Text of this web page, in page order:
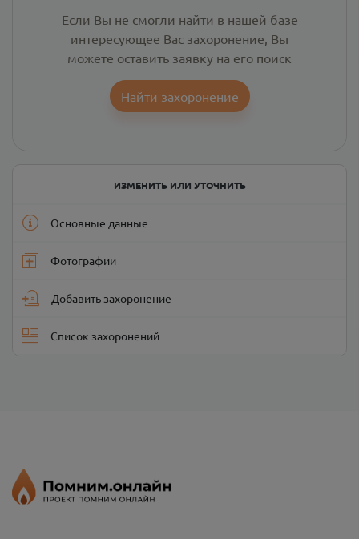
Если Вы не смогли найти в нашей базе
интересующее Вас захоронение, Вы
можете оставить заявку на его поиск
Найти захоронение
ИЗМЕНИТЬ ИЛИ УТОЧНИТЬ
Основные данные
Фотографии
Добавить захоронение
Список захоронений